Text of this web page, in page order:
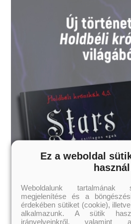
Ez a weboldal
használ
Weboldalunk tartalmának
megjelenítése és a
érdekében sütiket (cookie),
alkalmazunk. A sütik
irányelveinkről, valamint